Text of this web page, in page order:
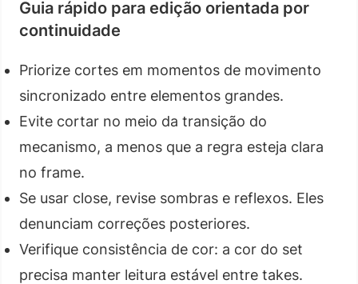
Guia rápido para edição orientada por
continuidade
Priorize cortes em momentos de movimento
sincronizado entre elementos grandes.
Evite cortar no meio da transição do
mecanismo, a menos que a regra esteja clara
no frame.
Se usar close, revise sombras e reflexos. Eles
denunciam correções posteriores.
Verifique consistência de cor: a cor do set
precisa manter leitura estável entre takes.